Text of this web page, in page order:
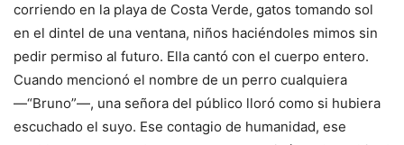
corriendo en la playa de Costa Verde, gatos tomando sol
en el dintel de una ventana, niños haciéndoles mimos sin
pedir permiso al futuro. Ella cantó con el cuerpo entero.
Cuando mencionó el nombre de un perro cualquiera
—“Bruno”—, una señora del público lloró como si hubiera
escuchado el suyo. Ese contagio de humanidad, ese